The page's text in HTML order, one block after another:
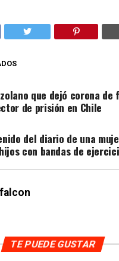
que dejó corona de
de prisión en Chile
del diario de una
con bandas de
TE PUEDE GUSTAR